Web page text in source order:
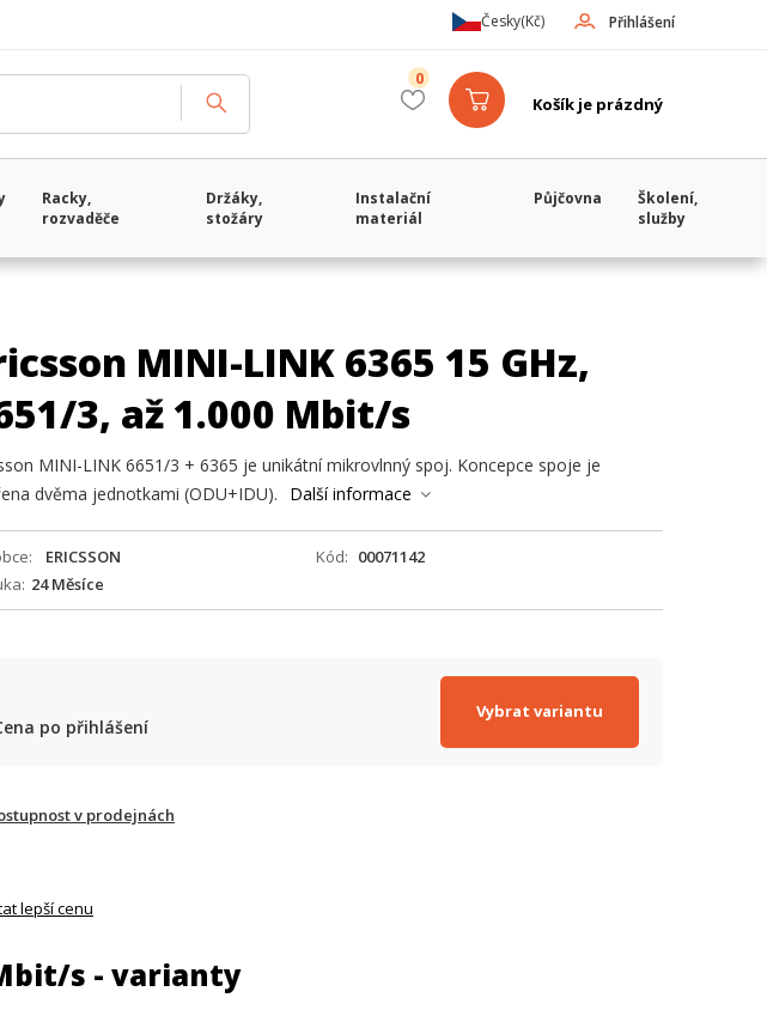
Přihlášení
Česky(Kč)
Košík je prázdný
0
Racky,
rozvaděče
Držáky,
stožáry
Instalační
materiál
Půjčovna
Školení,
služby
MINI-LINK 6365 15 GHz,
3, až 1.000 Mbit/s
MINI-LINK 6651/3 + 6365 je unikátní mikrovlnný spoj. Koncepce spoje je
dvěma jednotkami (ODU+IDU).
Další informace
ERICSSON Kód
00071142
24 Měsíce
po přihlášení
Vybrat variantu
v prodejnách
lepší cenu
Mbit/s - varianty